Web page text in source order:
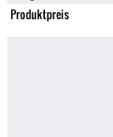
Produktpreis